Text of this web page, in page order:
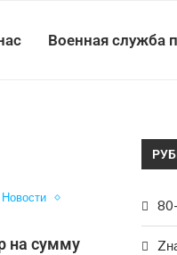
Военная служба
Новости
на сумму